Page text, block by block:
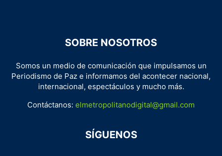
SOBRE NOSOTROS
Somos un medio de comunicación que impulsamos un
Periodismo de Paz e informamos del acontecer nacional,
internacional, espectáculos y mucho más.
Contáctanos: elmetropolitanodigital@gmail.com
SÍGUENOS